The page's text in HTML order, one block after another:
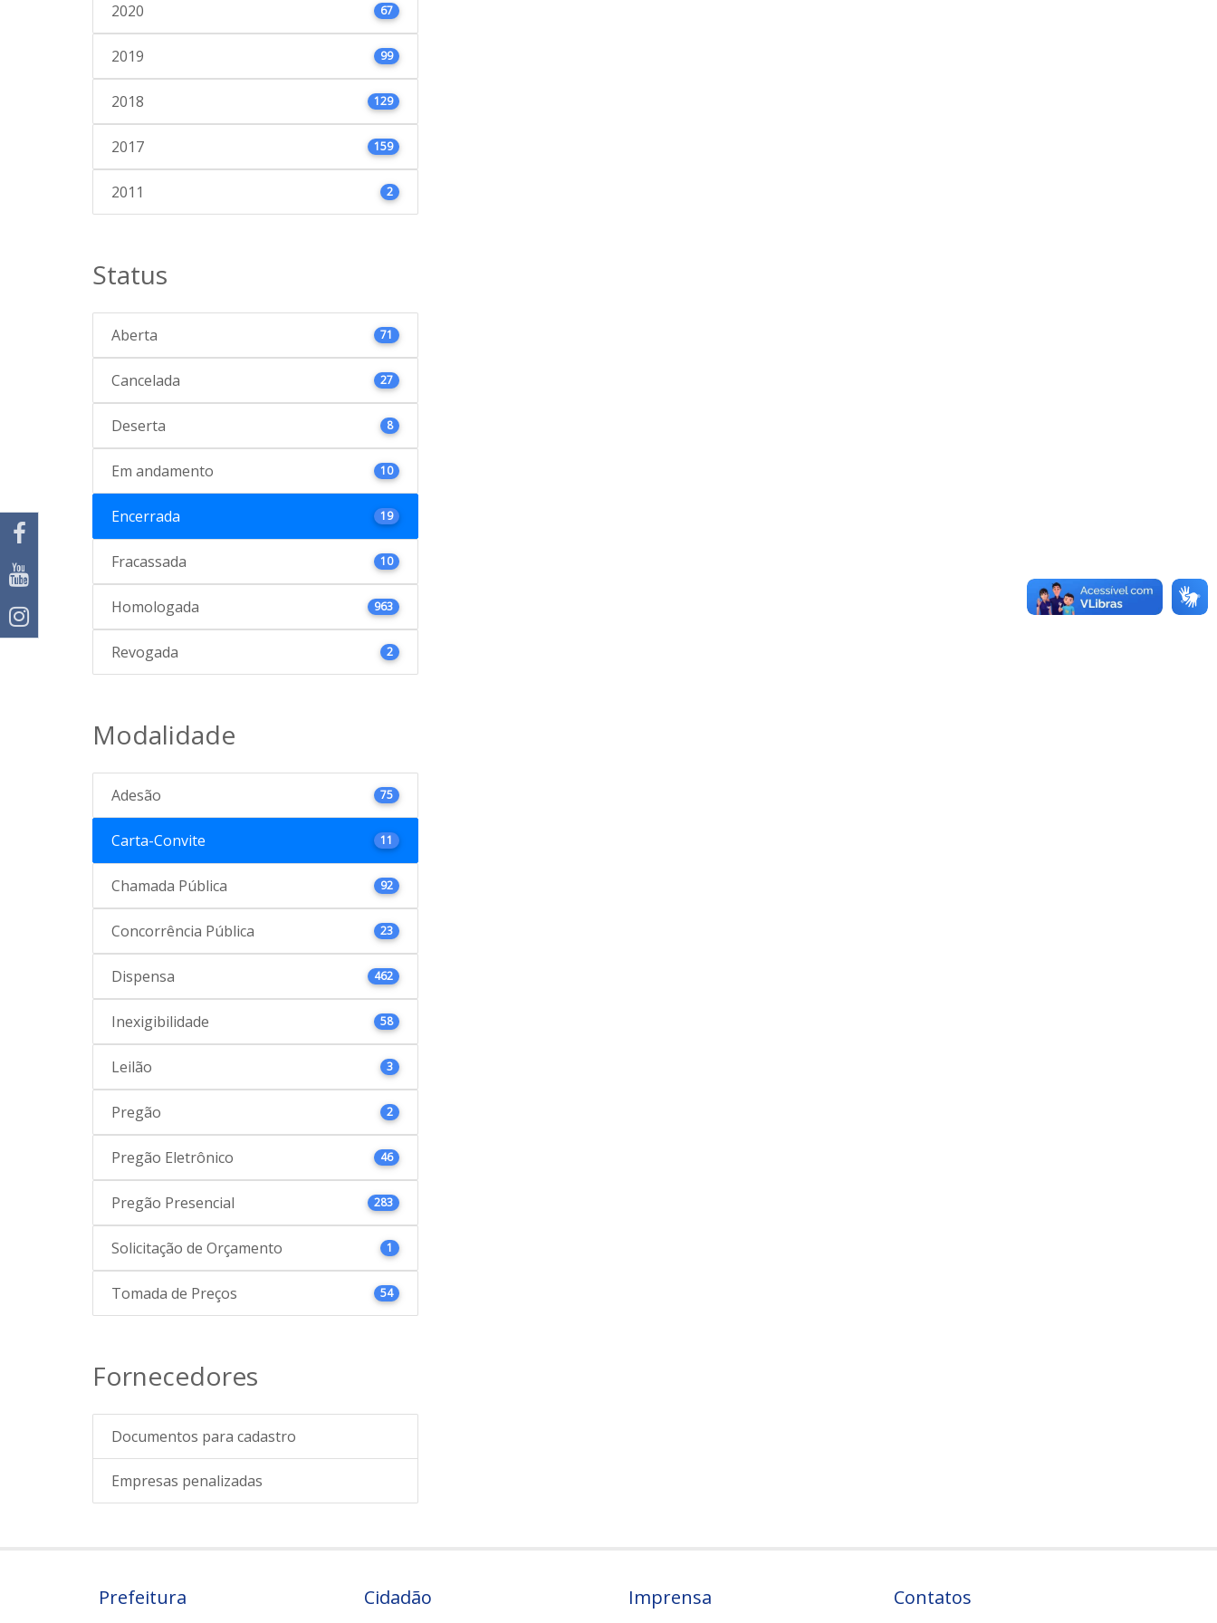
2020 67
2019 99
2018 129
2017 159
2011 2
Status
Aberta 71
Cancelada 27
Deserta 8
Em andamento 10
Encerrada 19
Fracassada 10
Homologada 963
Revogada 2
Modalidade
Adesão 75
Carta-Convite 11
Chamada Pública 92
Concorrência Pública 23
Dispensa 462
Inexigibilidade 58
Leilão 3
Pregão 2
Pregão Eletrônico 46
Pregão Presencial 283
Solicitação de Orçamento 1
Tomada de Preços 54
Fornecedores
Documentos para cadastro
Empresas penalizadas
Prefeitura Cidadão Imprensa Contatos